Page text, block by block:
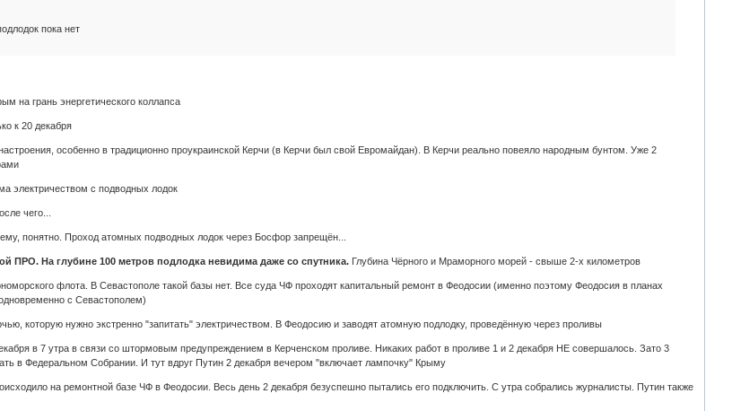
пока нет
на грань энергетического коллапса
к 20 декабря
особенно в традиционно проукраинской Керчи (в Керчи был свой Евромайдан). В Керчи реально повеяло народным бунтом. Уже 2
электричеством с подводных лодок
чего...
понятно. Проход атомных подводных лодок через Босфор запрещён...
ПРО. На глубине 100 метров подлодка невидима даже со спутника. Глубина Чёрного и Мраморного морей - свыше 2-х километров
флота. В Севастополе такой базы нет. Все суда ЧФ проходят капитальный ремонт в Феодосии (именно поэтому Феодосия в планах
с Севастополем)
которую нужно экстренно "запитать" электричеством. В Феодосию и заводят атомную подлодку, проведённую через проливы
в 7 утра в связи со штормовым предупреждением в Керченском проливе. Никаких работ в проливе 1 и 2 декабря НЕ совершалось. Зато 3
в Федеральном Собрании. И тут вдруг Путин 2 декабря вечером "включает лампочку" Крыму
на ремонтной базе ЧФ в Феодосии. Весь день 2 декабря безуспешно пытались его подключить. С утра собрались журналисты. Путин также